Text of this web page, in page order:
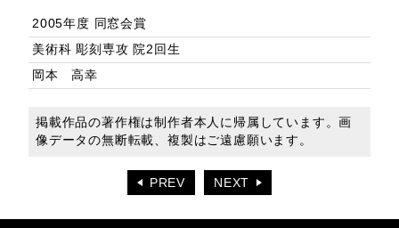
2005年度 同窓会賞
美術科 彫刻専攻 院2回生
岡本 高幸
掲載作品の著作権は制作者本人に帰属しています。画
像データの無断転載、複製はご遠慮願います。
PREV NEXT